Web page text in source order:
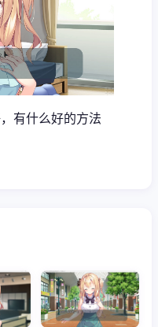
有什么好的方法